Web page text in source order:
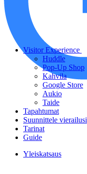
Visitor Experience
Huddle
Pop-Up Shop
Kahvila
Google Store
Aukio
Taide
Tapahtumat
Suunnittele vierailusi
Tarinat
Guide
Yleiskatsaus